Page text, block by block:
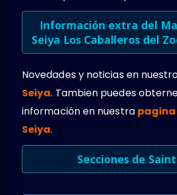
Información extra del
Seiya Los Caballeros del
Novedades y noticias en
Seiya. Tambien puedes
información en nuestra
Seiya.
Secciones de